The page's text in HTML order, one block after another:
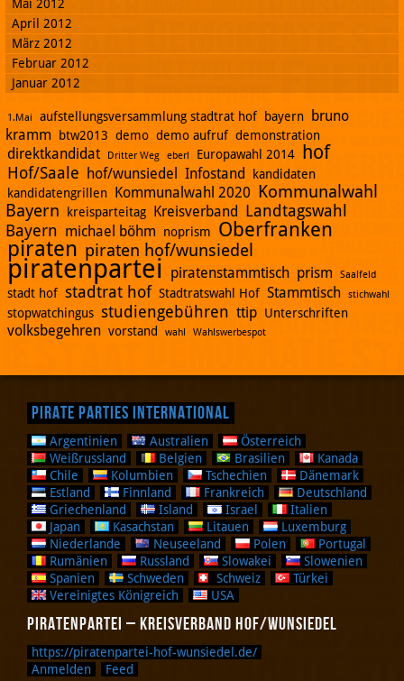
Mai 2012
April 2012
März 2012
Februar 2012
Januar 2012
1.Mai aufstellungsversammlung stadtrat hof bayern
bruno
kramm
btw2013 demo demo aufruf demonstration
direktkandidat Dritter Weg eberl Europawahl 2014 hof
Hof/Saale hof/wunsiedel Infostand
kandidaten
kandidatengrillen Kommunalwahl 2020 Kommunalwahl
Bayern
kreisparteitag Kreisverband Landtagswahl
Bayern michael böhm noprism Oberfranken
piraten piraten hof/wunsiedel
piratenpartei piratenstammtisch prism Saalfeld
stadt hof stadtrat hof Stadtratswahl Hof Stammtisch stichwahl
stopwatchingus studiengebühren ttip Unterschriften
volksbegehren vorstand wahl Wahlswerbespot
Pirate Parties International
Argentinien Australien
Österreich
Weißrussland
Belgien Brasilien
Kanada
Chile
Kolumbien Tschechien
Dänemark
Estland
Finnland Frankreich
Deutschland
Griechenland
Island Israel
Italien
Japan
Kasachstan Litauen
Luxemburg
Niederlande
Neuseeland Polen
Portugal
Rumänien
Russland Slowakei
Slowenien
Spanien
Schweden Schweiz
Türkei
Vereinigtes Königreich
USA
Piratenpartei – Kreisverband Hof/Wunsiedel
https://piratenpartei-hof-wunsiedel.de/
Anmelden
Feed